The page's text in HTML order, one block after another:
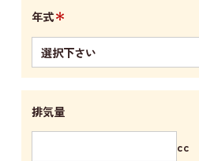
年式＊
排気量
cc